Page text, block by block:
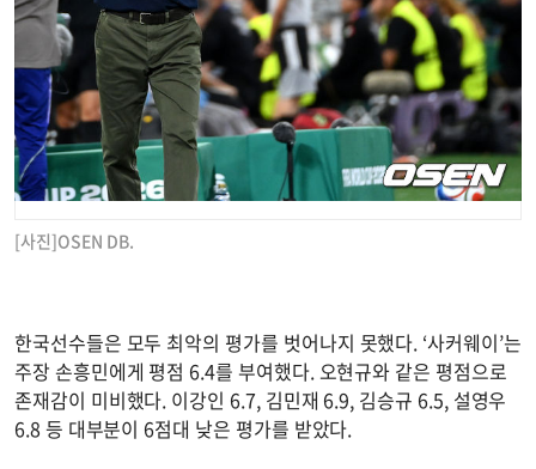
[사진]OSEN DB.
한국선수들은 모두 최악의 평가를 벗어나지 못했다. ‘사커웨이’는
주장 손흥민에게 평점 6.4를 부여했다. 오현규와 같은 평점으로
존재감이 미비했다. 이강인 6.7, 김민재 6.9, 김승규 6.5, 설영우
6.8 등 대부분이 6점대 낮은 평가를 받았다.